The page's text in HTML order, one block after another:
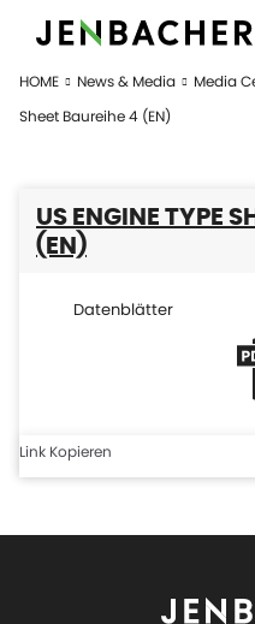
HOME News & Media Media
Sheet Baureihe 4 (EN)
US ENGINE TYPE
(EN)
Datenblätter
Link Kopieren